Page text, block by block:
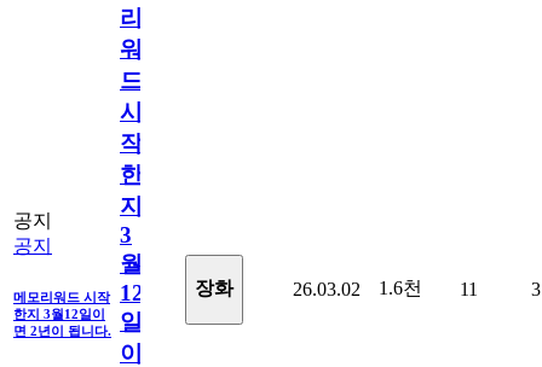
공지
공지
메모리워드 시작
한지 3월12일이
면 2년이 됩니다.
리
워
드
시
작
한
지
3
월
12
일
이
장화 26.03.02 1.6천 11 3